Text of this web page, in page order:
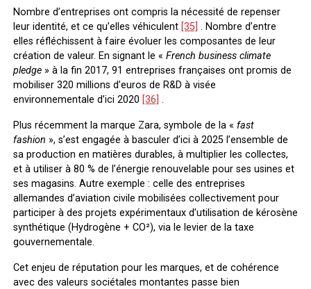
Nombre d’entreprises ont compris la nécessité de repenser
leur identité, et ce qu’elles véhiculent [35] . Nombre d’entre
elles réfléchissent à faire évoluer les composantes de leur
création de valeur. En signant le « French business climate
pledge» à la fin 2017, 91 entreprises françaises ont promis de
mobiliser 320 millions d’euros de R&D à visée
environnementale d’ici 2020 [36] .
Plus récemment la marque Zara, symbole de la « fast
fashion », s’est engagée à basculer d’ici à 2025 l’ensemble de
sa production en matières durables, à multiplier les collectes,
et à utiliser à 80 % de l’énergie renouvelable pour ses usines et
ses magasins. Autre exemple : celle des entreprises
allemandes d’aviation civile mobilisées collectivement pour
participer à des projets expérimentaux d’utilisation de kérosène
synthétique (Hydrogène + CO²), via le levier de la taxe
gouvernementale.
Cet enjeu de réputation pour les marques, et de cohérence
avec des valeurs sociétales montantes passe bien